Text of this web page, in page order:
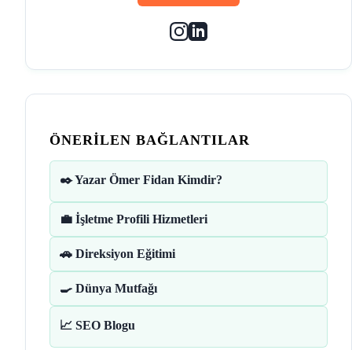
ÖNERILEN BAĞLANTILAR
✒️ Yazar Ömer Fidan Kimdir?
💼 İşletme Profili Hizmetleri
🚗 Direksiyon Eğitimi
🍳 Dünya Mutfağı
📈 SEO Blogu